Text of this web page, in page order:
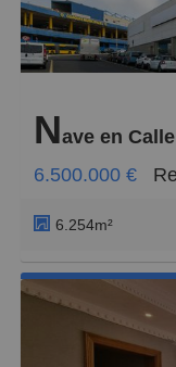
Nave en
6.500.000 €
6.254m²